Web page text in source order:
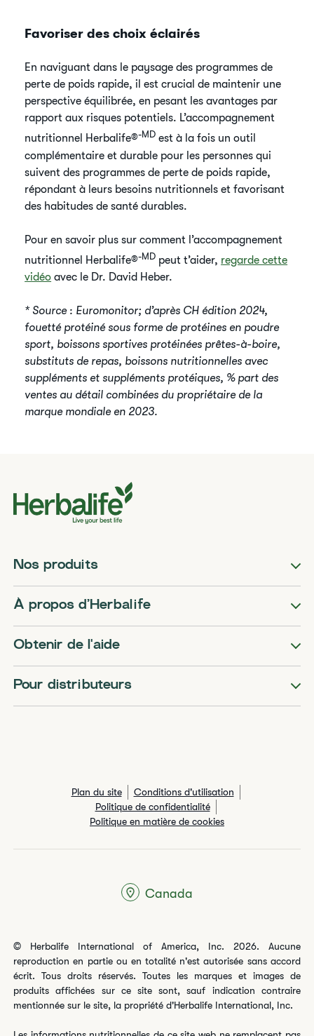
Favoriser des choix éclairés
En naviguant dans le paysage des programmes de
perte de poids rapide, il est crucial de maintenir une
perspective équilibrée, en pesant les avantages par
rapport aux risques potentiels. L’accompagnement
nutritionnel Herbalife®-MD est à la fois un outil
complémentaire et durable pour les personnes qui
suivent des programmes de perte de poids rapide,
répondant à leurs besoins nutritionnels et favorisant
des habitudes de santé durables.
Pour en savoir plus sur comment l’accompagnement
nutritionnel Herbalife®-MD peut t’aider, regarde cette
vidéo avec le Dr. David Heber.
* Source : Euromonitor; d’après CH édition 2024,
fouetté protéiné sous forme de protéines en poudre
sport, boissons sportives protéinées prêtes-à-boire,
substituts de repas, boissons nutritionnelles avec
suppléments et suppléments protéiques, % part des
ventes au détail combinées du propriétaire de la
marque mondiale en 2023.
Nos produits
​​À propos d’Herbalife​
Obtenir de l'aide
Pour distributeurs
Plan du site
Conditions d'utilisation
Politique de confidentialité
Politique en matière de cookies
© Herbalife International of America, Inc. 2026. Aucune
reproduction en partie ou en totalité n'est autorisée sans accord
écrit. Tous droits réservés. Toutes les marques et images de
produits affichées sur ce site sont, sauf indication contraire
mentionnée sur le site, la propriété d'Herbalife International, Inc.
Canada